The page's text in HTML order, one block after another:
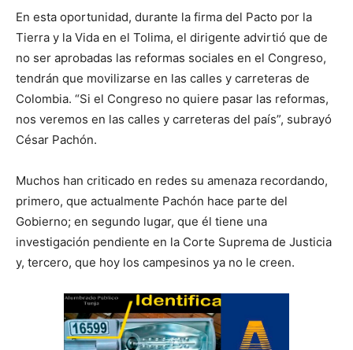
En esta oportunidad, durante la firma del Pacto por la
Tierra y la Vida en el Tolima, el dirigente advirtió que de
no ser aprobadas las reformas sociales en el Congreso,
tendrán que movilizarse en las calles y carreteras de
Colombia. “Si el Congreso no quiere pasar las reformas,
nos veremos en las calles y carreteras del país”, subrayó
César Pachón.
Muchos han criticado en redes su amenaza recordando,
primero, que actualmente Pachón hace parte del
Gobierno; en segundo lugar, que él tiene una
investigación pendiente en la Corte Suprema de Justicia
y, tercero, que hoy los campesinos ya no le creen.